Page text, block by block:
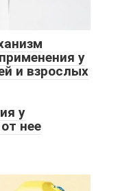
у
и взрослых
у
нее